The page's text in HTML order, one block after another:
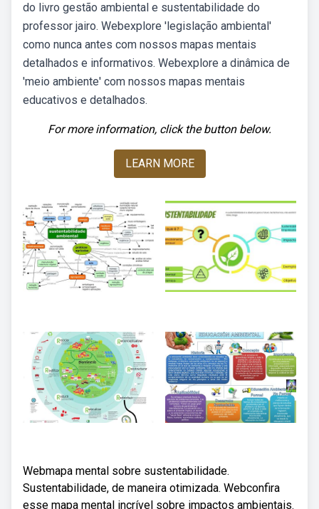
do livro gestão ambiental e sustentabilidade do
professor jairo. Webexplore 'legislação ambiental'
como nunca antes com nossos mapas mentais
detalhados e informativos. Webexplore a dinâmica de
'meio ambiente' com nossos mapas mentais
educativos e detalhados.
For more information, click the button below.
LEARN MORE
Webmapa mental sobre sustentabilidade.
Sustentabilidade, de maneira otimizada. Webconfira
esse mapa mental incrível sobre impactos ambientais.